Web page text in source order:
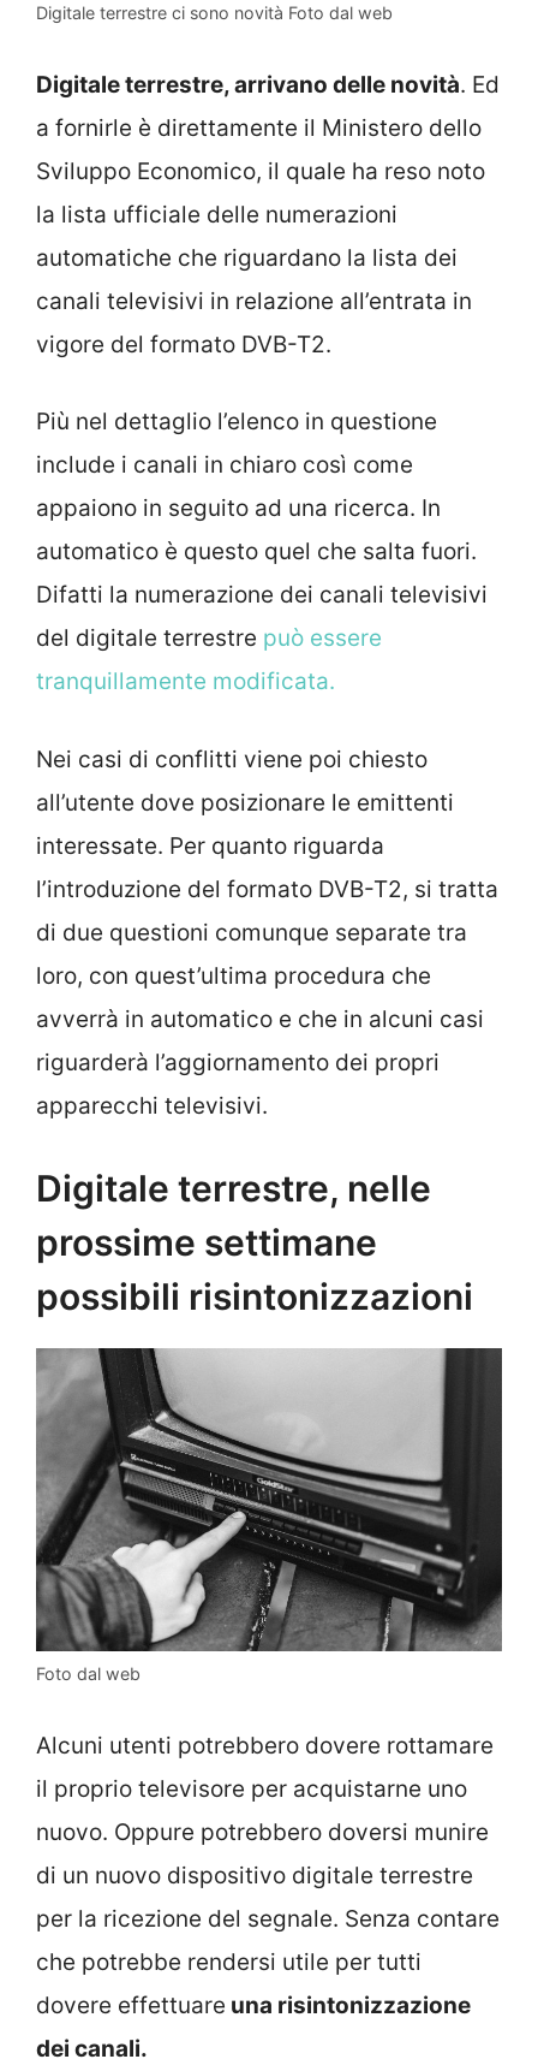
Digitale terrestre ci sono novità Foto dal web
Digitale terrestre, arrivano delle novità. Ed
a fornirle è direttamente il Ministero dello
Sviluppo Economico, il quale ha reso noto
la lista ufficiale delle numerazioni
automatiche che riguardano la lista dei
canali televisivi in relazione all’entrata in
vigore del formato DVB-T2.
Più nel dettaglio l’elenco in questione
include i canali in chiaro così come
appaiono in seguito ad una ricerca. In
automatico è questo quel che salta fuori.
Difatti la numerazione dei canali televisivi
del digitale terrestre può essere
tranquillamente modificata.
Nei casi di conflitti viene poi chiesto
all’utente dove posizionare le emittenti
interessate. Per quanto riguarda
l’introduzione del formato DVB-T2, si tratta
di due questioni comunque separate tra
loro, con quest’ultima procedura che
avverrà in automatico e che in alcuni casi
riguarderà l’aggiornamento dei propri
apparecchi televisivi.
Digitale terrestre, nelle
prossime settimane
possibili risintonizzazioni
Foto dal web
Alcuni utenti potrebbero dovere rottamare
il proprio televisore per acquistarne uno
nuovo. Oppure potrebbero doversi munire
di un nuovo dispositivo digitale terrestre
per la ricezione del segnale. Senza contare
che potrebbe rendersi utile per tutti
dovere effettuare una risintonizzazione
dei canali.